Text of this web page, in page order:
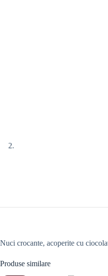
Nuci crocante, acoperite cu
Produse similare